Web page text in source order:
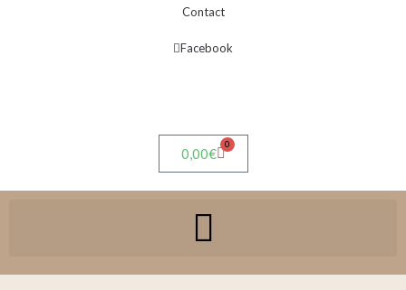
Contact
Facebook
0,00€
0